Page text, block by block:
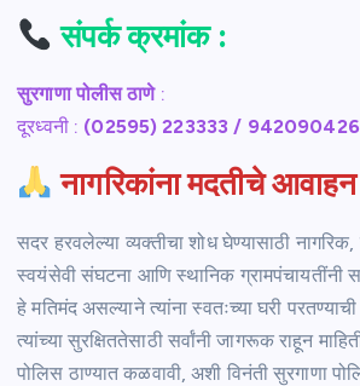
संपर्क क्रमांक :
सुरगाणा पोलीस ठाणे:
दूरध्वनी : (02595) 223333 /
नागरिकांना मदतीचे
सदर हरवलेल्या व्यक्तीचा शोध घेण्यासाठी
स्वयंसेवी संघटना आणि स्थानिक ग्रामपंचायतींनी
हे मतिमंद असल्याने त्यांना स्वतःच्या घरी परतण्याची
त्यांच्या सुरक्षिततेसाठी सर्वांनी जागरूक राहून
पोलिस ठाण्यात कळवावी, अशी विनंती सुरगाणा